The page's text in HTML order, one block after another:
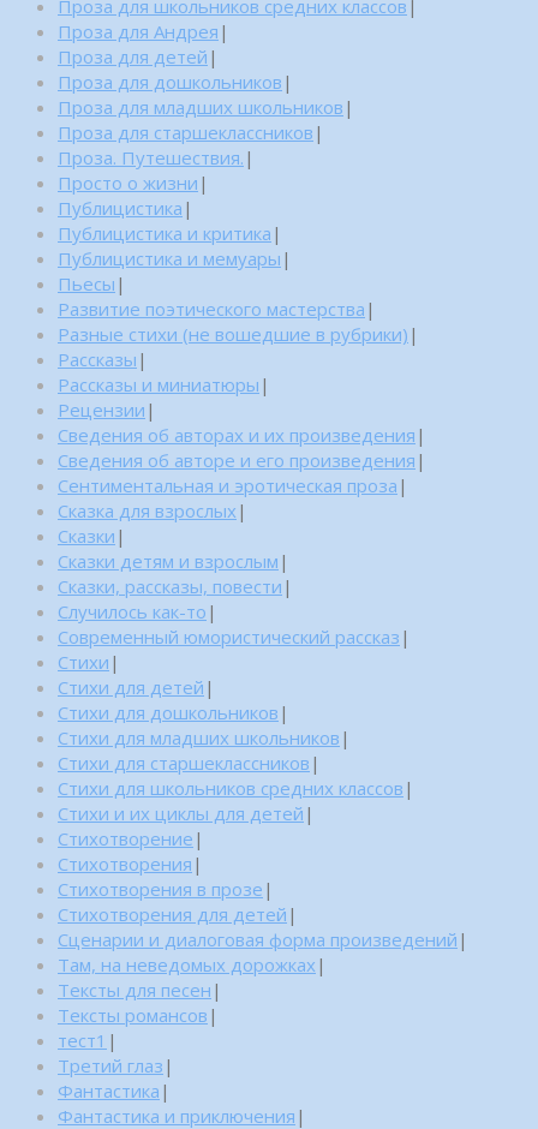
Проза для школьников средних классов |
Проза для Андрея |
Проза для детей |
Проза для дошкольников |
Проза для младших школьников |
Проза для старшеклассников |
Проза. Путешествия. |
Просто о жизни |
Публицистика |
Публицистика и критика |
Публицистика и мемуары |
Пьесы |
Развитие поэтического мастерства |
Разные стихи (не вошедшие в рубрики) |
Рассказы |
Рассказы и миниатюры |
Рецензии |
Сведения об авторах и их произведения |
Сведения об авторе и его произведения |
Сентиментальная и эротическая проза |
Сказка для взрослых |
Сказки |
Сказки детям и взрослым |
Сказки, рассказы, повести |
Случилось как-то |
Современный юмористический рассказ |
Стихи |
Стихи для детей |
Стихи для дошкольников |
Стихи для младших школьников |
Стихи для старшеклассников |
Стихи для школьников средних классов |
Стихи и их циклы для детей |
Стихотворение |
Стихотворения |
Стихотворения в прозе |
Стихотворения для детей |
Сценарии и диалоговая форма произведений |
Там, на неведомых дорожках |
Тексты для песен |
Тексты романсов |
тест1 |
Третий глаз |
Фантастика |
Фантастика и приключения |